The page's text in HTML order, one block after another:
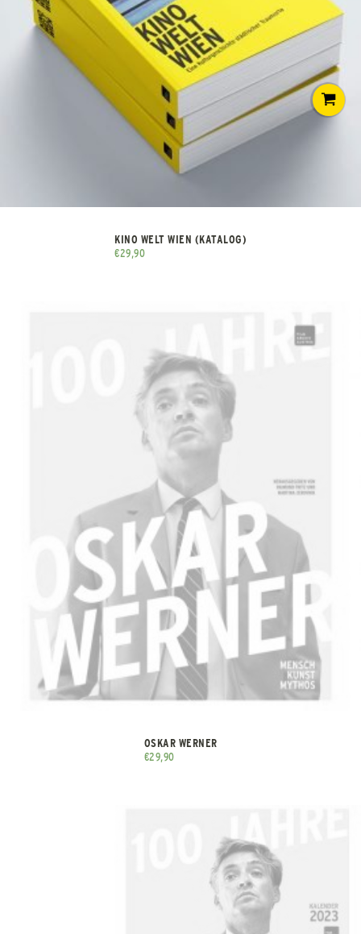
KINO WELT WIEN (KATALOG)
€29,90
OSKAR WERNER
€29,90